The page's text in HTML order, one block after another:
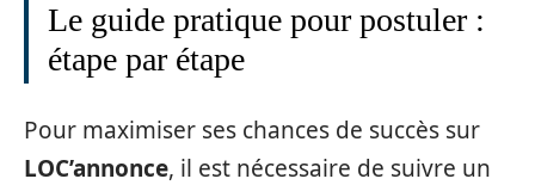
Le guide pratique pour postuler :
étape par étape
Pour maximiser ses chances de succès sur
LOC’annonce, il est nécessaire de suivre un